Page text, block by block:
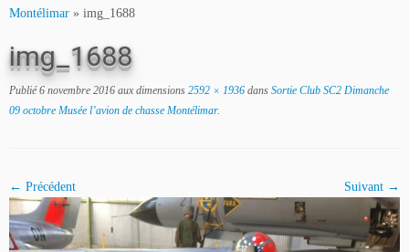
content
Montélimar » img_1688
img_1688
Publié 6 novembre 2016 aux dimensions 2592 × 1936 dans Sortie Club SC2 Dimanche
09 octobre Musée l’avion de chasse Montélimar.
← Précédent Suivant →